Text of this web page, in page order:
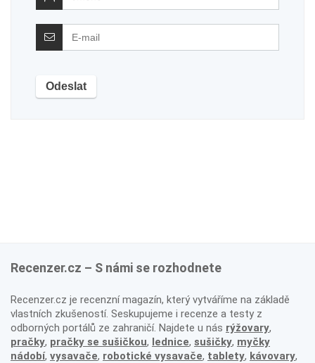
Recenzer.cz – S námi se rozhodnete
Recenzer.cz je recenzní magazín, který vytváříme na základě
vlastních zkušeností. Seskupujeme i recenze a testy z
odborných portálů ze zahraničí. Najdete u nás rýžovary,
pračky, pračky se sušičkou, lednice, sušičky, myčky
nádobí, vysavače, robotické vysavače, tablety, kávovary,